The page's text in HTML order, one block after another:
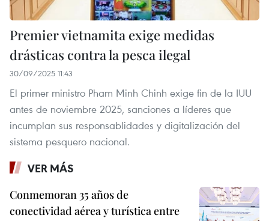
Premier vietnamita exige medidas
drásticas contra la pesca ilegal
30/09/2025 11:43
El primer ministro Pham Minh Chinh exige fin de la IUU
antes de noviembre 2025, sanciones a líderes que
incumplan sus responsablidades y digitalización del
sistema pesquero nacional.
VER MÁS
Conmemoran 35 años de
conectividad aérea y turística entre